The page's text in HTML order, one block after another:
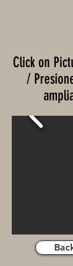
Click on
/